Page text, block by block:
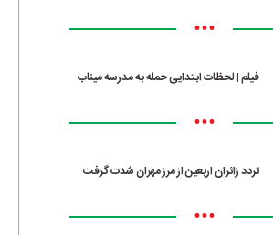
•••
فیلم | لحظات ابتدایی حمله به مدرسه میناب
•••
تردد زائران اربعین از مرز مهران شدت گرفت
•••